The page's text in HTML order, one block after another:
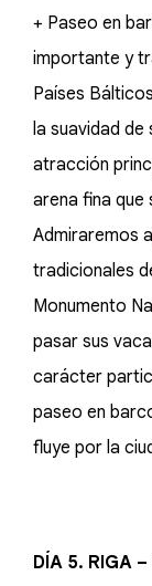
+ Paseo en
importante y
Países
la suavidad de
atracción
arena fina que
Admiraremos
tradicionales
Monumento
pasar sus
carácter
paseo en
fluye por la
DÍA 5. RIGA